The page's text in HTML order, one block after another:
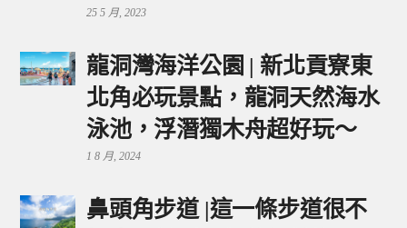
25 5 月, 2023
龍洞灣海洋公園 | 新北貢寮東
北角必玩景點，龍洞天然海水
泳池，浮潛獨木舟超好玩～
1 8 月, 2024
鼻頭角步道 |這一條步道很不